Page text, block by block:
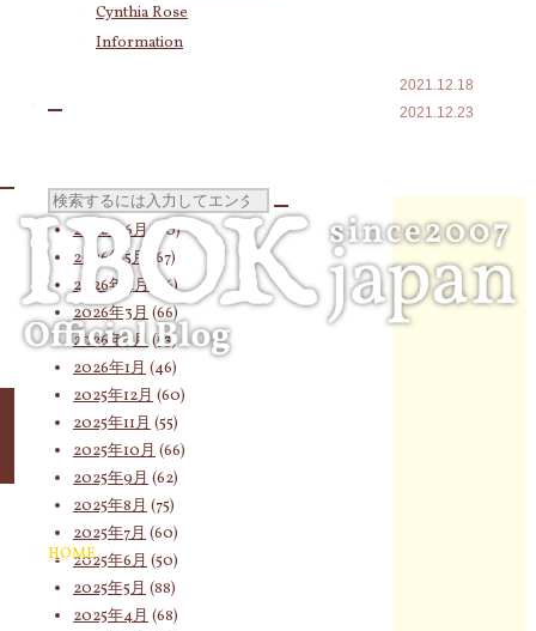
Cynthia Rose
Information
検
索
対
HOME
2021.12.18
2021.12.23
Medium Anne in Montana
Cynthia Rose(4)
2026年7月(58)
2026年6月(60)
2026年5月
(67)
2026年4月 (76)
2026年3月 (66)
2026年2月 (53)
2026年1月 (46)
2025年12月 (60)
2025年11月 (55)
2025年10月 (66)
2025年9月 (62)
2025年8月 (75)
2025年7月 (60)
2025年6月 (50)
2025年5月 (88)
2025年4月 (68)